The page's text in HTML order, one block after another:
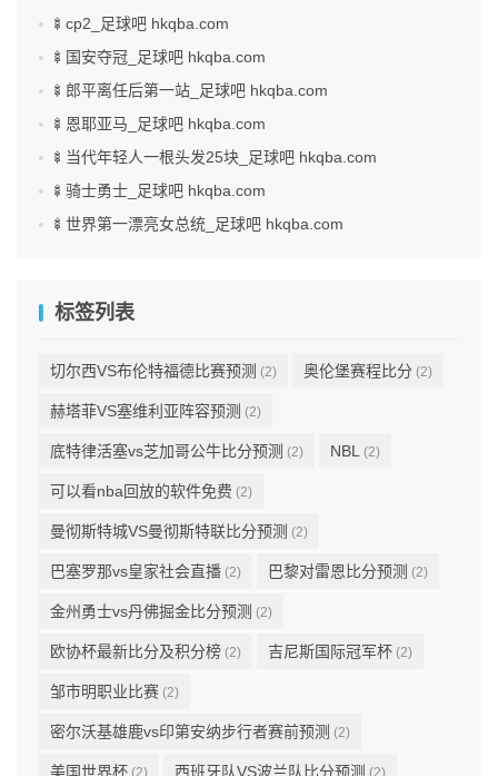
🍢cp2_足球吧 hkqba.com
🍢国安夺冠_足球吧 hkqba.com
🍢郎平离任后第一站_足球吧 hkqba.com
🍢恩耶亚马_足球吧 hkqba.com
🍢当代年轻人一根头发25块_足球吧 hkqba.com
🍢骑士勇士_足球吧 hkqba.com
🍢世界第一漂亮女总统_足球吧 hkqba.com
标签列表
切尔西VS布伦特福德比赛预测 (2) 奥伦堡赛程比分 (2)
赫塔菲VS塞维利亚阵容预测 (2)
底特律活塞vs芝加哥公牛比分预测 (2) NBL (2)
可以看nba回放的软件免费 (2)
曼彻斯特城VS曼彻斯特联比分预测 (2)
巴塞罗那vs皇家社会直播 (2) 巴黎对雷恩比分预测 (2)
金州勇士vs丹佛掘金比分预测 (2)
欧协杯最新比分及积分榜 (2) 吉尼斯国际冠军杯 (2)
邹市明职业比赛 (2)
密尔沃基雄鹿vs印第安纳步行者赛前预测 (2)
美国世界杯 (2) 西班牙队VS波兰队比分预测 (2)